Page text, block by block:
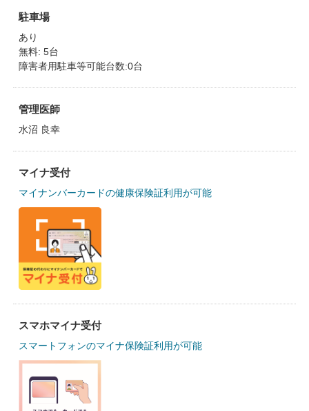
駐車場
あり
無料: 5台
障害者用駐車等可能台数:0台
管理医師
水沼 良幸
マイナ受付
マイナンバーカードの健康保険証利用が可能
スマホマイナ受付
スマートフォンのマイナ保険証利用が可能